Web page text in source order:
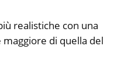
realistiche con una
di quella del